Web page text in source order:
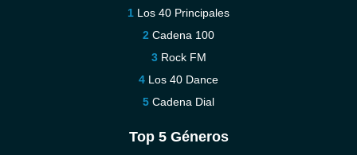
Los 40 Principales
Cadena 100
Rock FM
Los 40 Dance
Cadena Dial
Top 5 Géneros